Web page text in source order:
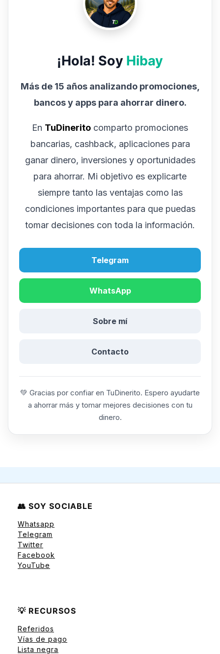
¡Hola! Soy Hibay
Más de 15 años analizando promociones,
bancos y apps para ahorrar dinero.
En TuDinerito comparto promociones
bancarias, cashback, aplicaciones para
ganar dinero, inversiones y oportunidades
para ahorrar. Mi objetivo es explicarte
siempre tanto las ventajas como las
condiciones importantes para que puedas
tomar decisiones con toda la información.
Telegram
WhatsApp
Sobre mí
Contacto
💚 Gracias por confiar en TuDinerito. Espero ayudarte
a ahorrar más y tomar mejores decisiones con tu
dinero.
👥 SOY SOCIABLE
Whatsapp
Telegram
Twitter
Facebook
YouTube
💡 RECURSOS
Referidos
Vías de pago
Lista negra